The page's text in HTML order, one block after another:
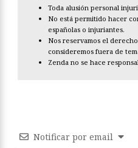
Toda alusión personal
No está permitido hacer
españolas o injuriantes.
Nos reservamos el
consideremos fuera de
Zenda no se hace
Notificar por email